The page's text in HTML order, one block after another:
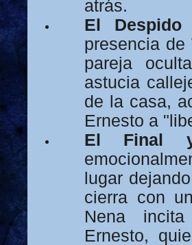
atrás.
El Despido
presencia de
pareja
astucia
de la casa,
Ernesto a
El Final
lugar
cierra con
Nena
Ernesto,